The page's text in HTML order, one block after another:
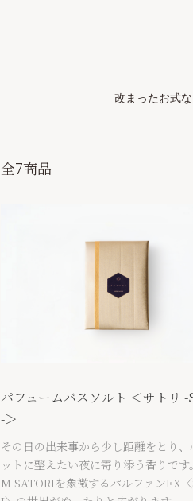
改まったお式
全7商品
パフュームバスソルト ＜サトリ
-＞
その日の出来事から少し距離をとり、
ットに整えたい夜に寄り添う香りです
M SATORIを象徴するパルファンEX